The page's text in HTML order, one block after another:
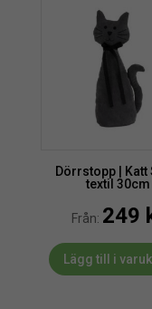
Dörrstopp | Katt
textil 30cm
Från: 249
Lägg till i